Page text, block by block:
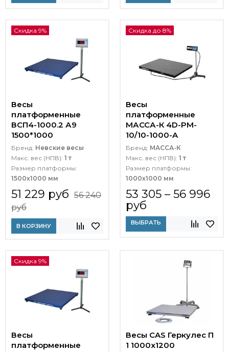
Скидка 9%
Весы
платформенные
ВСП4-1000.2 А9
1500*1000
Бренд: Невские весы
Макс. вес (НПВ): 1 т
Размер платформы:
1500х1000 мм
51 229 руб 56 240
руб
В КОРЗИНУ
Скидка до 8%
Весы
платформенные
МАССА-К 4D-PM-
10/10-1000-A
Бренд: МАССА-К
Макс. вес (НПВ): 1 т
Размер платформы:
1000х1000 мм
53 305 – 56 996
руб
ВЫБРАТЬ
Скидка 9%
Весы
платформенные
Весы CAS Геркулес П
1 1000x1200